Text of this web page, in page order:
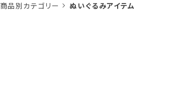
商品別カテゴリー ぬいぐるみアイテム